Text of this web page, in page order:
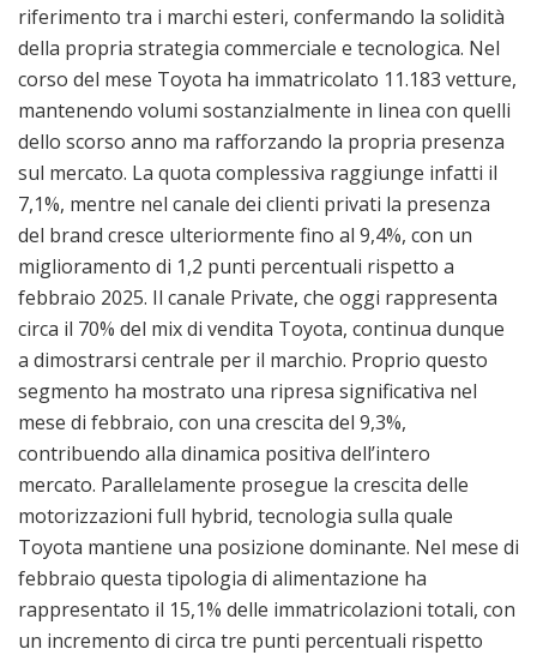
riferimento tra i marchi esteri, confermando la solidità
della propria strategia commerciale e tecnologica. Nel
corso del mese Toyota ha immatricolato 11.183 vetture,
mantenendo volumi sostanzialmente in linea con quelli
dello scorso anno ma rafforzando la propria presenza
sul mercato. La quota complessiva raggiunge infatti il
7,1%, mentre nel canale dei clienti privati la presenza
del brand cresce ulteriormente fino al 9,4%, con un
miglioramento di 1,2 punti percentuali rispetto a
febbraio 2025. Il canale Private, che oggi rappresenta
circa il 70% del mix di vendita Toyota, continua dunque
a dimostrarsi centrale per il marchio. Proprio questo
segmento ha mostrato una ripresa significativa nel
mese di febbraio, con una crescita del 9,3%,
contribuendo alla dinamica positiva dell’intero
mercato. Parallelamente prosegue la crescita delle
motorizzazioni full hybrid, tecnologia sulla quale
Toyota mantiene una posizione dominante. Nel mese di
febbraio questa tipologia di alimentazione ha
rappresentato il 15,1% delle immatricolazioni totali, con
un incremento di circa tre punti percentuali rispetto